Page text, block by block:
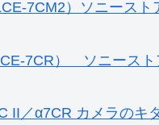
7CM2）ソニースト
7CR） ソニースト
II／α7CR カメラのキ